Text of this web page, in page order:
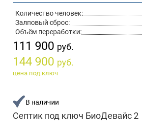
Количество человек:
Залповый сброс:
Объём переработки:
111 900 руб.
144 900 руб.
цена под ключ
В наличии
Септик под ключ БиоДевайс 2